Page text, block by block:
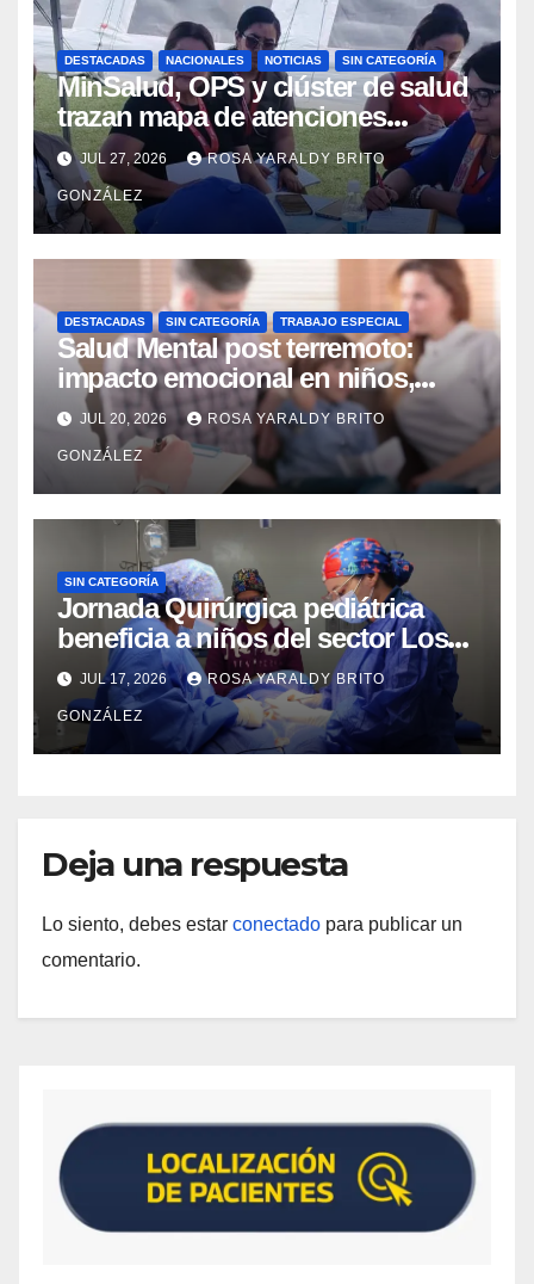
DESTACADAS NACIONALES NOTICIAS SIN CATEGORÍA
MinSalud, OPS y clúster de salud
trazan mapa de atenciones
integrales para reforzar la
contingencia
JUL 27, 2026 ROSA YARALDY BRITO
GONZÁLEZ
DESTACADAS SIN CATEGORÍA TRABAJO ESPECIAL
Salud Mental post terremoto:
impacto emocional en niños,
niñas, adolescentes y madres
JUL 20, 2026 ROSA YARALDY BRITO
GONZÁLEZ
SIN CATEGORÍA
Jornada Quirúrgica pediátrica
beneficia a niños del sector Los
Curos
JUL 17, 2026 ROSA YARALDY BRITO
GONZÁLEZ
Deja una respuesta
Lo siento, debes estar conectado para publicar un
comentario.